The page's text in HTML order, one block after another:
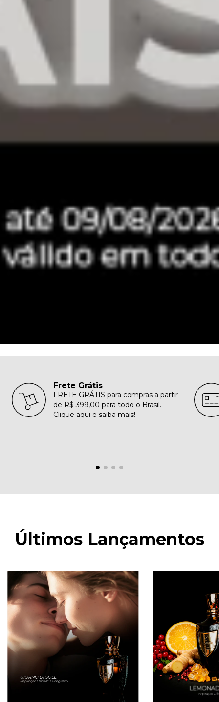
Frete Grátis
FRETE GRÁTIS para compras a partir
de R$ 399,00 para todo o Brasil.
Clique aqui e saiba mais!
Últimos Lançamentos